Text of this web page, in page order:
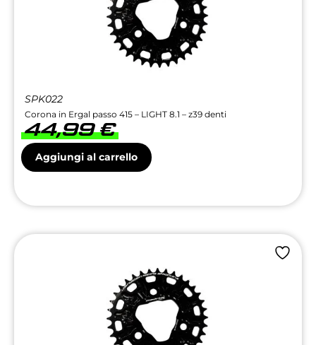
SPK022
Corona in Ergal passo 415 – LIGHT 8.1 – z39 denti
44,99€
Aggiungi al carrello